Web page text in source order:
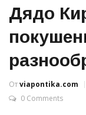
Дядо
Отviapontika.com
0 Comments